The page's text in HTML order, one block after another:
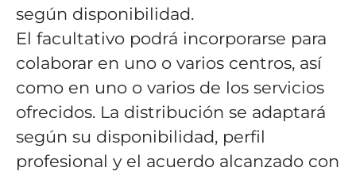
según disponibilidad.
El facultativo podrá incorporarse para
colaborar en uno o varios centros, así
como en uno o varios de los servicios
ofrecidos. La distribución se adaptará
según su disponibilidad, perfil
profesional y el acuerdo alcanzado con